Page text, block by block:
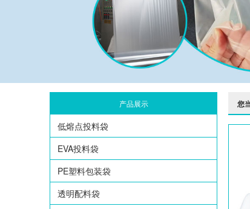
您
产品展示
低熔点投料袋
EVA投料袋
PE塑料包装袋
透明配料袋